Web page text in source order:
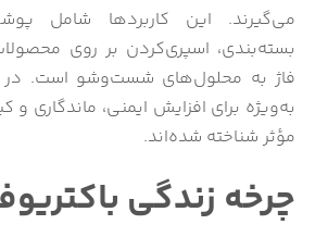
می‌گیرند. این کاربردها شامل
بسته‌بندی، اسپری‌کردن بر روی
فاژ به محلول‌های شست‌وشو است. در
به‌ویژه برای افزایش ایمنی، ماندگاری
مؤثر شناخته شده‌اند.
چرخه زندگی